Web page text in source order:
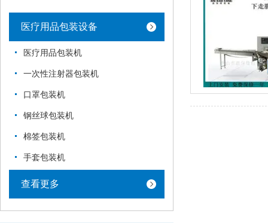
医疗用品包装设备
医疗用品包装机
一次性注射器包装机
口罩包装机
钢丝球包装机
棉签包装机
手套包装机
查看更多